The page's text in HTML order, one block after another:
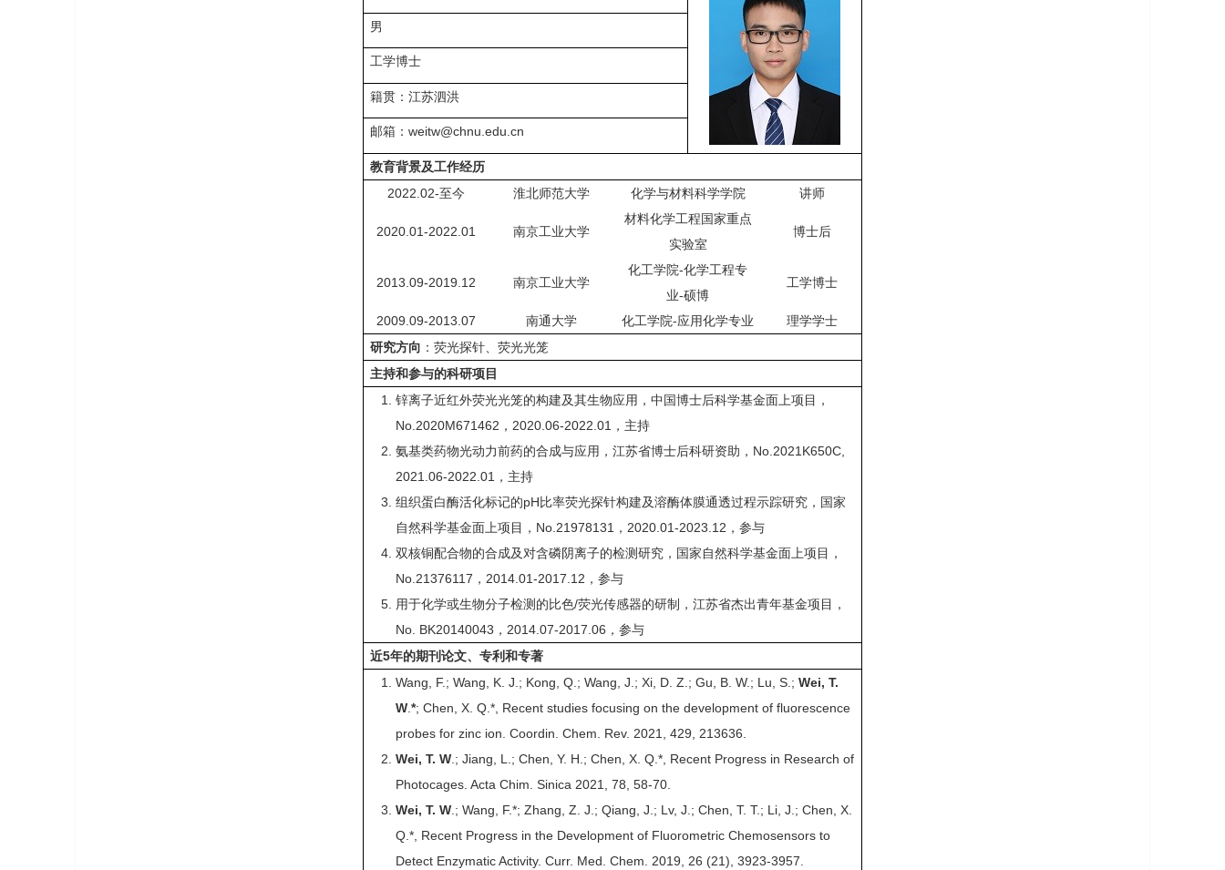
男
工学博士
籍贯：江苏泗洪
邮箱：weitw@chnu.edu.cn
教育背景及工作经历
2022.02-至今
淮北师范大学 化学与材料科学学院 讲师
2020.01-2022.01 南京工业大学
材料化学工程国家重点
实验室
博士后
2013.09-2019.12 南京工业大学
化工学院-化学工程专
业-硕博
工学博士
2009.09-2013.07 南通大学 化工学院-应用化学专业
理学学士
研究方向 ：荧光探针、荧光光笼
主持和参与的科研项目
锌离子近红外荧光光笼的构建及其生物应用，中国博士后科学基金面上项目，
No.2020M671462，2020.06-2022.01，主持
氨基类药物光动力前药的合成与应用，江苏省博士后科研资助，No.2021K650C,
2021.06-2022.01，主持
组织蛋白酶活化标记的pH比率荧光探针构建及溶酶体膜通透过程示踪研究，国家
自然科学基金面上项目，No.21978131，2020.01-2023.12，参与
双核铜配合物的合成及对含磷阴离子的检测研究，国家自然科学基金面上项目，
No.21376117，2014.01-2017.12，参与
用于化学或生物分子检测的比色/荧光传感器的研制，江苏省杰出青年基金项目，
No. BK20140043，2014.07-2017.06，参与
近5年的期刊论文、专利和专著
Wang, F.; Wang, K. J.; Kong, Q.; Wang, J.; Xi, D. Z.; Gu, B. W.; Lu, S.;Wei, T.
W .*; Chen, X. Q.*, Recent studies focusing on the development of fluorescence
probes for zinc ion. Coordin. Chem. Rev. 2021, 429, 213636.
Wei, T. W .; Jiang, L.; Chen, Y. H.; Chen, X. Q.*, Recent Progress in Research of
Photocages. Acta Chim. Sinica 2021, 78, 58-70.
Wei, T. W .; Wang, F.*; Zhang, Z. J.; Qiang, J.; Lv, J.; Chen, T. T.; Li, J.; Chen, X.
Q.*, Recent Progress in the Development of Fluorometric Chemosensors to
Detect Enzymatic Activity. Curr. Med. Chem. 2019, 26 (21), 3923-3957.